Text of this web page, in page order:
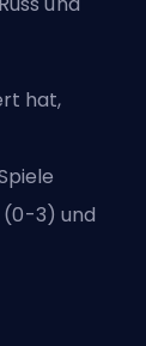
hat,
(0-3) und